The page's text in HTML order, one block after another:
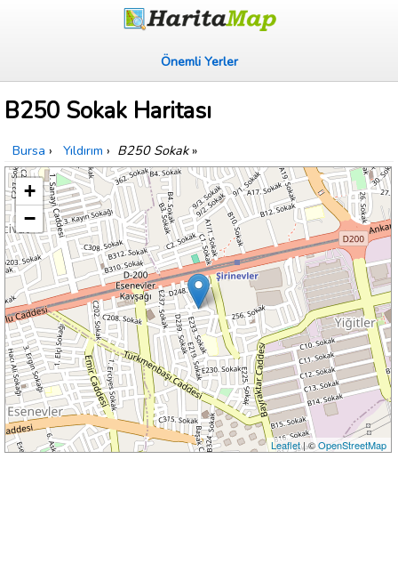
Önemli Yerler
B250 Sokak Haritası
Bursa › Yıldırım › B250 Sokak»
+
−
Leaflet| ©OpenStreetMap